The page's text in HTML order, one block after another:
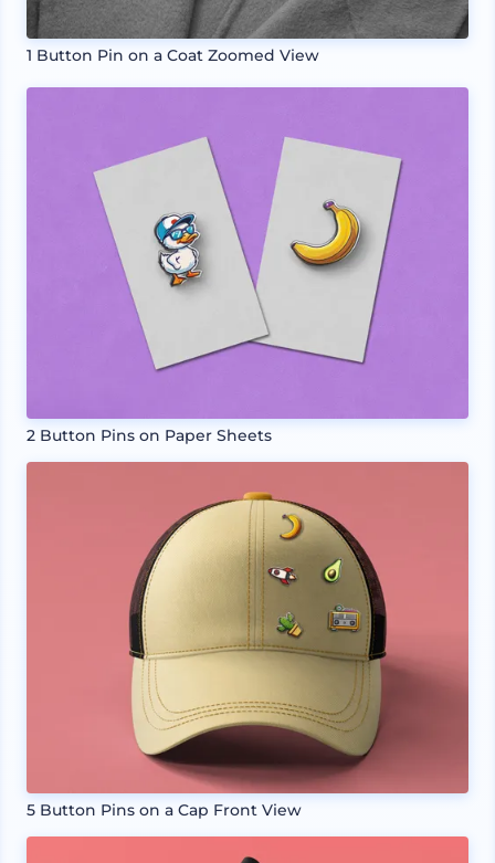
1 Button Pin on a Coat Zoomed View
2 Button Pins on Paper Sheets
5 Button Pins on a Cap Front View